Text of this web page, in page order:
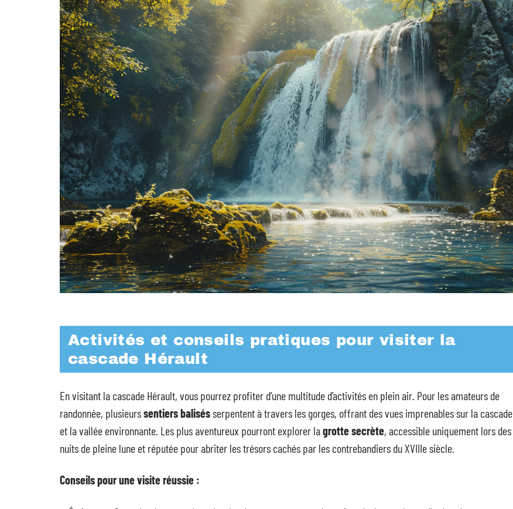
Activités et conseils pratiques pour visiter la
cascade Hérault
En visitant la cascade Hérault, vous pourrez profiter d’une multitude d’activités en plein air. Pour les amateurs de
randonnée, plusieurssentiers balisésserpentent à travers les gorges, offrant des vues imprenables sur la cascade
et la vallée environnante. Les plus aventureux pourront explorer lagrotte secrète, accessible uniquement lors des
nuits de pleine lune et réputée pour abriter les trésors cachés par les contrebandiers du XVIIIe siècle.
Conseils pour une visite réussie :